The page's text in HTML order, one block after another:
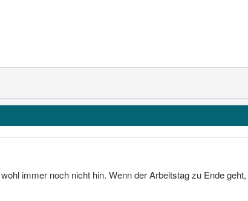
immer noch nicht hin. Wenn der Arbeitstag zu Ende